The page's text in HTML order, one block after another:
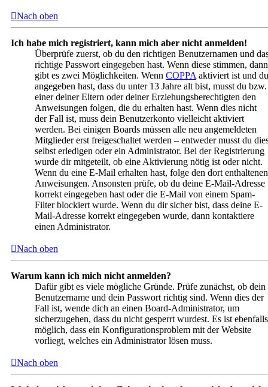
Nach oben
Ich habe mich registriert, kann mich aber nicht anmelden!
Überprüfe zuerst, ob du den richtigen Benutzernamen und
richtige Passwort eingegeben hast. Wenn diese stimmen, dann
gibt es zwei Möglichkeiten. Wenn COPPA aktiviert ist und du
angegeben hast, dass du unter 13 Jahre alt bist, musst du bzw.
einer deiner Eltern oder deiner Erziehungsberechtigten den
Anweisungen folgen, die du erhalten hast. Wenn dies nicht
der Fall ist, muss dein Benutzerkonto vielleicht aktiviert
werden. Bei einigen Boards müssen alle neu angemeldeten
Mitglieder erst freigeschaltet werden – entweder musst du
selbst erledigen oder ein Administrator. Bei der Registrierung
wurde dir mitgeteilt, ob eine Aktivierung nötig ist oder nicht.
Wenn du eine E-Mail erhalten hast, folge den dort enthaltenen
Anweisungen. Ansonsten prüfe, ob du deine E-Mail-Adresse
korrekt eingegeben hast oder die E-Mail von einem Spam-
Filter blockiert wurde. Wenn du dir sicher bist, dass deine E-
Mail-Adresse korrekt eingegeben wurde, dann kontaktiere
einen Administrator.
Nach oben
Warum kann ich mich nicht anmelden?
Dafür gibt es viele mögliche Gründe. Prüfe zunächst, ob dein
Benutzername und dein Passwort richtig sind. Wenn dies der
Fall ist, wende dich an einen Board-Administrator, um
sicherzugehen, dass du nicht gesperrt wurdest. Es ist ebenfalls
möglich, dass ein Konfigurationsproblem mit der Website
vorliegt, welches ein Administrator lösen muss.
Nach oben